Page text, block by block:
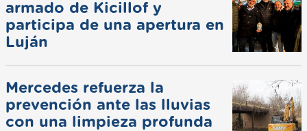
armado de Kicillof y
participa de una apertura en
Luján
Mercedes refuerza la
prevención ante las lluvias
con una limpieza profunda